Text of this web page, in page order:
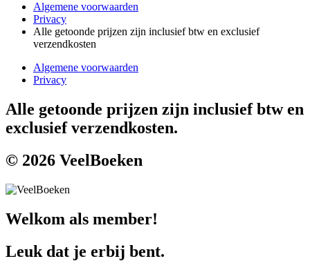
Algemene voorwaarden
Privacy
Alle getoonde prijzen zijn inclusief btw en exclusief
verzendkosten
Algemene voorwaarden
Privacy
Alle getoonde prijzen zijn inclusief btw en
exclusief verzendkosten.
© 2026 VeelBoeken
Welkom als member!
Leuk dat je erbij bent.